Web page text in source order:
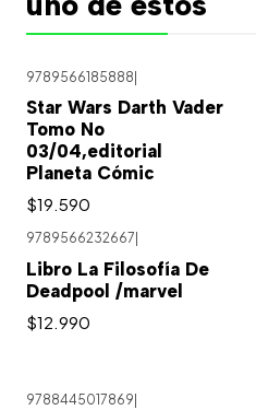
9789566185888
Star Wars Darth Vader
Tomo No
03/04,editorial
Planeta Cómic
$19.590
9789566232667
Libro La Filosofía De
Deadpool /marvel
$12.990
9788445017869